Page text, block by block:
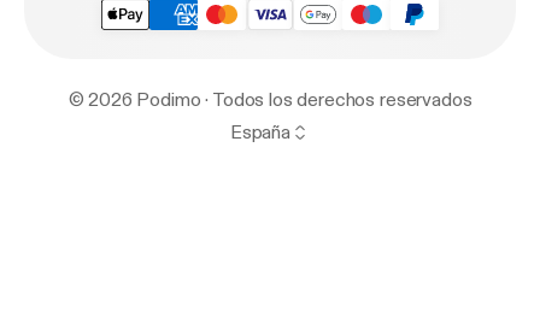
© 2026 Podimo · Todos los derechos reservados
España